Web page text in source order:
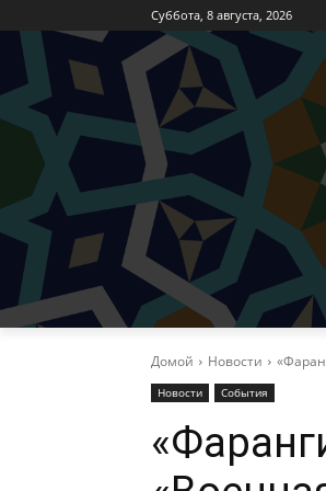
Суббота, 8 августа, 2026
Домой Новости
Новости События